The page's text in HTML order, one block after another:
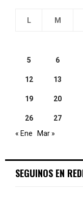
L M
5 6
12 13
19 20
26 27
« Ene
Mar »
SEGUINOS EN